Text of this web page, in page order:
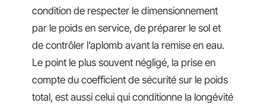
condition de respecter le dimensionnement
par le poids en service, de préparer le sol et
de contrôler l’aplomb avant la remise en eau.
Le point le plus souvent négligé, la prise en
compte du coefficient de sécurité sur le poids
total, est aussi celui qui conditionne la longévité